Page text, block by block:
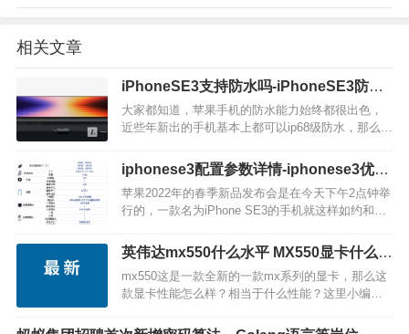
相关文章
iPhoneSE3支持防水吗-iPhoneSE3防水
等级
大家都知道，苹果手机的防水能力始终都很出色，
近些年新出的手机基本上都可以ip68级防水，那么这
呢？快和小编我一起去讨论一下吧。iPhoneSE3防
水效果如何iPhoneSE3这款手机…
iphonese3配置参数详情-iphonese3优缺
点
苹果2022年的春季新品发布会是在今天下午2点钟举
行的，一款名为iPhone SE3的手机就这样如约和大
它有哪些的优缺点呢？下面就让我们一起来看看
吧。 核心配置情况…
英伟达mx550什么水平 MX550显卡什么级
别怎么样性能强吗
mx550这是一款全新的一款mx系列的显卡，那么这
款显卡性能怎么样？相当于什么性能？这里小编为
数码博主“金猪升级包”放出了英伟达新款…